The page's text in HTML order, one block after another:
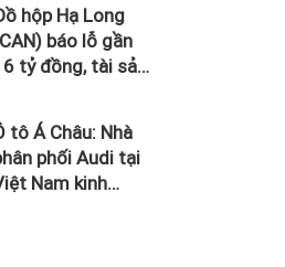
hộp Hạ Long
báo lỗ gần
tỷ đồng, tài sản
nửa năm
tô Á Châu: Nhà
phối Audi tại
Nam kinh